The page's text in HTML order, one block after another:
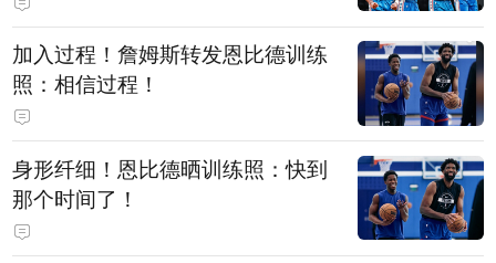
加入过程！詹姆斯转发恩比德训练
照：相信过程！
身形纤细！恩比德晒训练照：快到
那个时间了！